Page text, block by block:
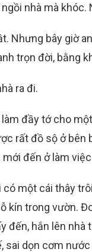
nhà mà
Nhưng bây giờ
trọn đời, bằng
ra đi.
đầy tớ cho
rất đồ sộ ở
đến ở làm
một cái thây
kín trong vườn.
đến, hắn lên
sai dọn cơm